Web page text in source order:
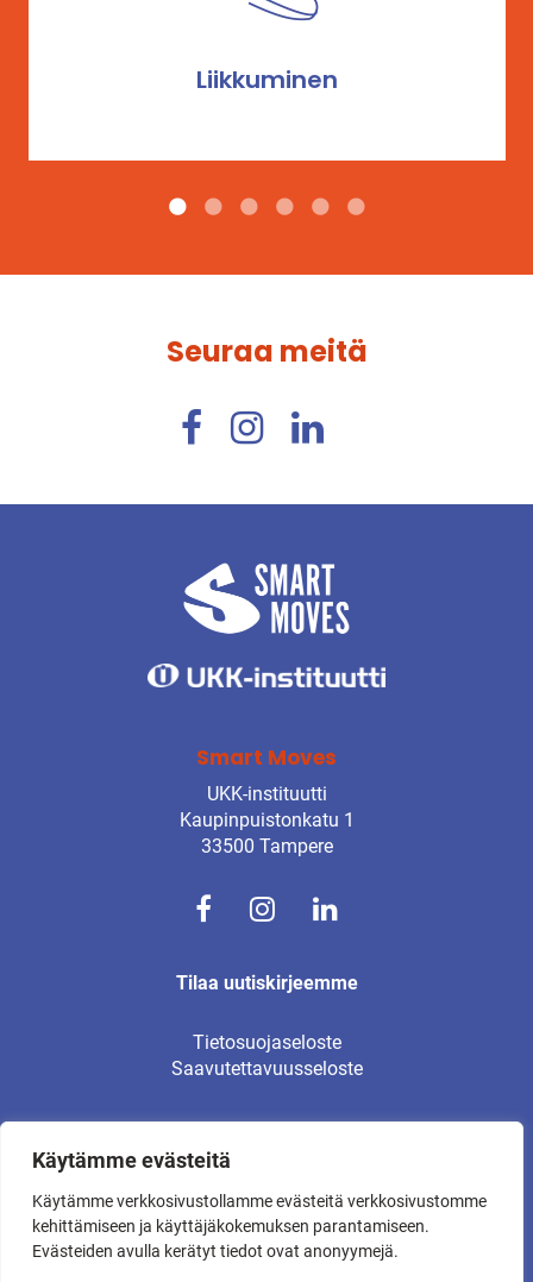
Käytämme evästeitä
Käytämme verkkosivustollamme evästeitä verkkosivustomme
kehittämiseen ja käyttäjäkokemuksen parantamiseen.
Evästeiden avulla kerätyt tiedot ovat anonyymejä.
Liikkuminen
Seuraa meitä
Smart Moves
UKK-instituutti
Kaupinpuistonkatu 1
33500 Tampere
Tilaa uutiskirjeemme
Tietosuojaseloste
Saavutettavuusseloste
Kaikki oikeudet pidätetään.
Verkkosivut: Muuks Creative